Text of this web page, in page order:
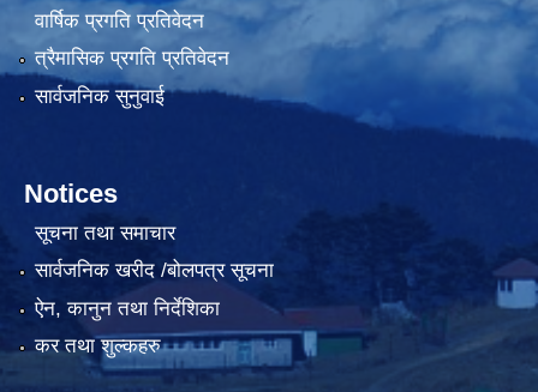
वार्षिक प्रगति प्रतिवेदन
त्रैमासिक प्रगति प्रतिवेदन
सार्वजनिक सुनुवाई
Notices
सूचना तथा समाचार
सार्वजनिक खरीद /बोलपत्र सूचना
ऐन, कानुन तथा निर्देशिका
कर तथा शुल्कहरु